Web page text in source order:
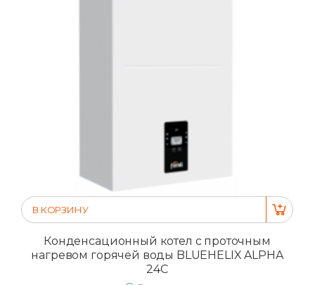
В КОРЗИНУ
Конденсационный котел с проточным
нагревом горячей воды BLUEHELIX ALPHA
24C